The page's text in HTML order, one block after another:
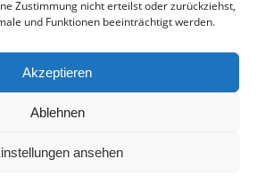
Zustimmung nicht erteilst oder zurückziehst,
und Funktionen beeinträchtigt werden.
Akzeptieren
Ablehnen
ansehen
So tickt Björn!